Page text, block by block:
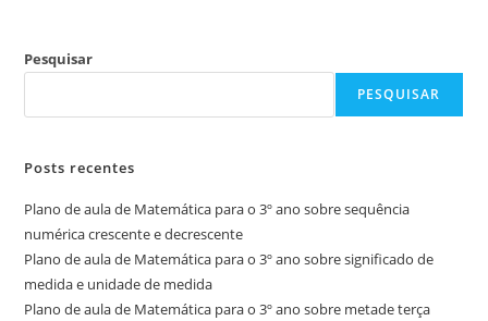
Pesquisar
PESQUISAR
Posts recentes
Plano de aula de Matemática para o 3º ano sobre sequência
numérica crescente e decrescente
Plano de aula de Matemática para o 3º ano sobre significado de
medida e unidade de medida
Plano de aula de Matemática para o 3º ano sobre metade terça